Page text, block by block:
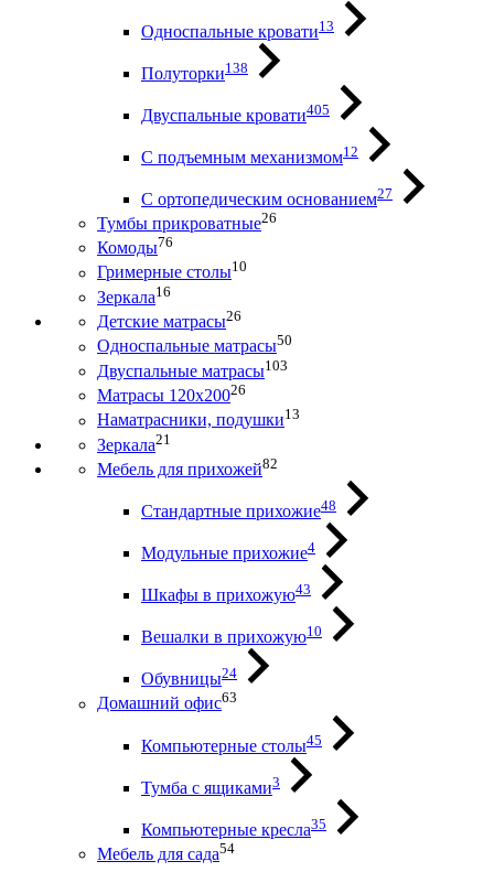
Односпальные кровати13
Полуторки138
Двуспальные кровати405
С подъемным механизмом12
С ортопедическим основанием27
Тумбы прикроватные26
Комоды76
Гримерные столы10
Зеркала16
Детские матрасы26
Односпальные матрасы50
Двуспальные матрасы103
Матрасы 120х20026
Наматрасники, подушки13
Зеркала21
Мебель для прихожей82
Стандартные прихожие48
Модульные прихожие4
Шкафы в прихожую43
Вешалки в прихожую10
Обувницы24
Домашний офис63
Компьютерные столы45
Тумба с ящиками3
Компьютерные кресла35
Мебель для сада54